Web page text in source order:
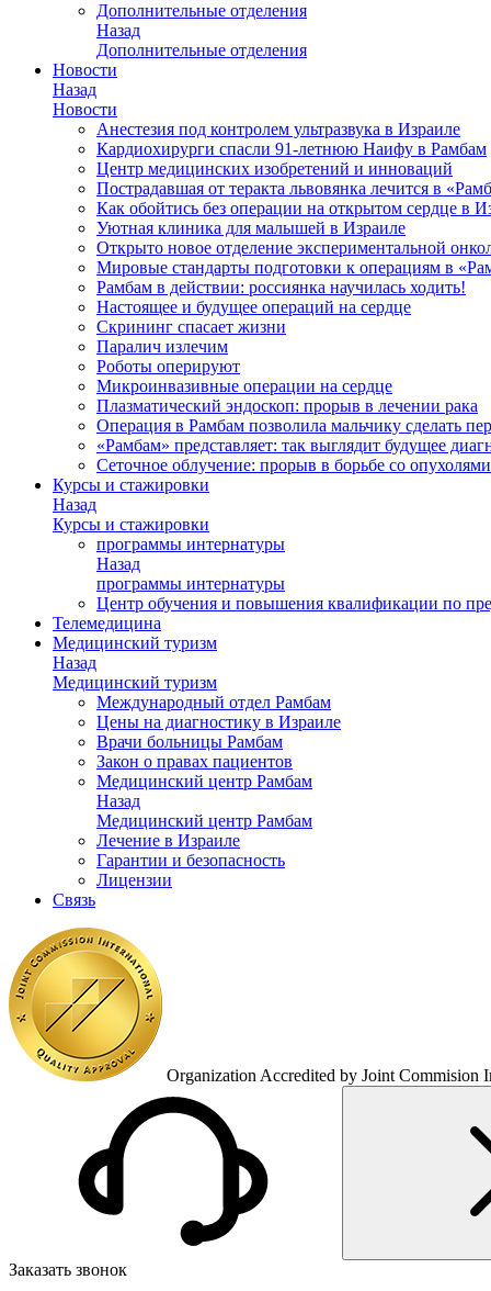
Дополнительные отделения
Назад
Дополнительные отделения
Новости
Назад
Новости
Анестезия под контролем ультразвука в Израиле
Кардиохирурги спасли 91-летнюю Наифу в Рамбам
Центр медицинских изобретений и инноваций
Пострадавшая от теракта львовянка лечится в
Как обойтись без операции на открытом сердце в
Уютная клиника для малышей в Израиле
Открыто новое отделение экспериментальной
Мировые стандарты подготовки к операциям в
Рамбам в действии: россиянка научилась ходить!
Настоящее и будущее операций на сердце
Скрининг спасает жизни
Паралич излечим
Роботы оперируют
Микроинвазивные операции на сердце
Плазматический эндоскоп: прорыв в лечении рака
Операция в Рамбам позволила мальчику сделать
«Рамбам» представляет: так выглядит будущее
Сеточное облучение: прорыв в борьбе со опухолями
Курсы и стажировки
Назад
Курсы и стажировки
программы интернатуры
Назад
программы интернатуры
Центр обучения и повышения квалификации по
Телемедицина
Медицинский туризм
Назад
Медицинский туризм
Международный отдел Рамбам
Цены на диагностику в Израиле
Врачи больницы Рамбам
Закон о правах пациентов
Медицинский центр Рамбам
Назад
Медицинский центр Рамбам
Лечение в Израиле
Гарантии и безопасность
Лицензии
Связь
Organization Accredited by Joint Commision
Заказать звонок